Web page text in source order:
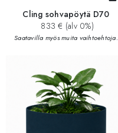
Cling sohvapöytä D70
833 € (alv 0%)
Saatavilla myös muita vaihtoehtoja.